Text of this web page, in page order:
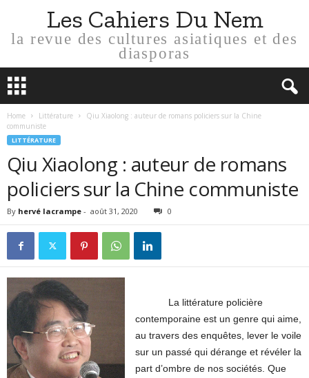
Les Cahiers Du Nem
la revue des cultures asiatiques et des
diasporas
Home Littérature
Qiu Xiaolong : auteur de romans policiers sur la Chine
communiste
LITTÉRATURE
Qiu Xiaolong : auteur de romans
policiers sur la Chine communiste
By hervé lacrampe - août 31, 2020 0
La littérature policière
contemporaine est un genre qui aime,
au travers des enquêtes, lever le voile
sur un passé qui dérange et révéler la
part d’ombre de nos sociétés. Que